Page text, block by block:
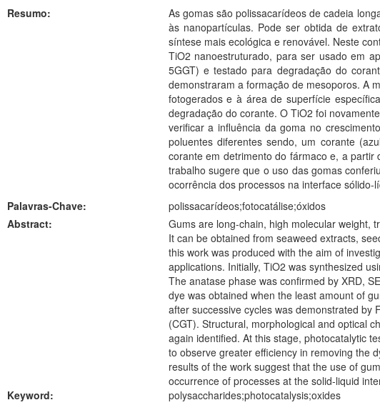
Resumo:
As gomas são polissacarídeos de cadeia
às nanopartículas. Pode ser obtida de
síntese mais ecológica e renovável. Neste
TiO2 nanoestruturado, para ser usado em
5GGT) e testado para degradação do
demonstraram a formação de mesoporos. A
fotogerados e à área de superfície
degradação do corante. O TiO2 foi
verificar a influência da goma no
poluentes diferentes sendo, um corante
corante em detrimento do fármaco e, a
trabalho sugere que o uso das gomas
ocorrência dos processos na interface sólido-
Palavras-Chave:
polissacarídeos;fotocatálise;óxidos
Abstract:
Gums are long-chain, high molecular weight,
It can be obtained from seaweed extracts,
this work was produced with the aim of
applications. Initially, TiO2 was synthesized
The anatase phase was confirmed by XRD,
dye was obtained when the least amount of
after successive cycles was demonstrated by
(CGT). Structural, morphological and optical
again identified. At this stage, photocatalytic
to observe greater efficiency in removing the
results of the work suggest that the use of
occurrence of processes at the solid-liquid
Keyword:
polysaccharides;photocatalysis;oxides